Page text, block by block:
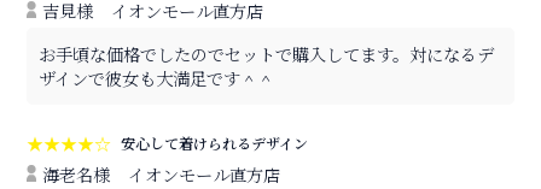
吉見様
イオンモール直方店
お手頃な価格でしたのでセットで購入してます。対になるデ
ザインで彼女も大満足です＾＾
★★★★☆ 安心して着けられるデザイン
海老名様
イオンモール直方店